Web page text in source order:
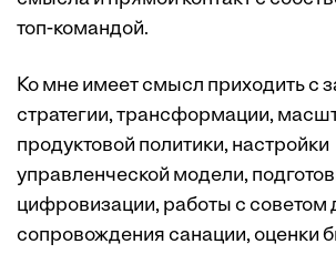
топ-командой.
Ко мне имеет смысл приходить с
стратегии, трансформации,
продуктовой политики, настройки
управленческой модели,
цифровизации, работы с советом
сопровождения санации, оценки